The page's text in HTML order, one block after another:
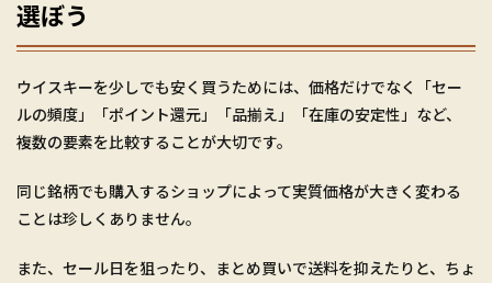
選ぼう
ウイスキーを少しでも安く買うためには、価格だけでなく「セー
ルの頻度」「ポイント還元」「品揃え」「在庫の安定性」など、
複数の要素を比較することが大切です。
同じ銘柄でも購入するショップによって実質価格が大きく変わる
ことは珍しくありません。
また、セール日を狙ったり、まとめ買いで送料を抑えたりと、ちょ